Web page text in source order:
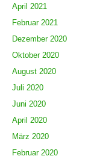
April 2021
Februar 2021
Dezember 2020
Oktober 2020
August 2020
Juli 2020
Juni 2020
April 2020
März 2020
Februar 2020